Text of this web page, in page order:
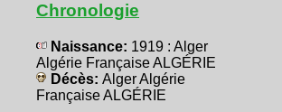
Chronologie
Naissance: 1919 : Alger
Algérie Française ALGÉRIE
Décès: Alger Algérie
Française ALGÉRIE